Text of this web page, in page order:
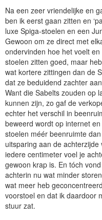
Na een zeer vriendelijke en
ben ik eerst gaan zitten en
luxe Spiga-stoelen en een
Gewoon om ze direct met
ondervinden hoe het voelt
stoelen zitten goed, maar
wat kortere zittingen dan de
dat ze beduidend zachter
Want die Sabelts zouden op
kunnen zijn, zo gaf de
echter het verschil in
beweerd wordt op internet
stoelen méér beenruimte
uitsparing aan de
iedere centimeter voel je
gewoon krap is. En tóch
achterin nu wat minder
wat meer heb
voorstoel en dat ik daardoor
stuur zat.